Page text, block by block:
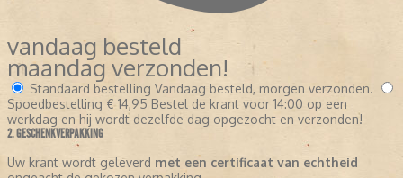
vandaag besteld
maandag verzonden!
Standaard bestelling Vandaag besteld, morgen verzonden.
Spoedbestelling € 14,95 Bestel de krant voor 14:00 op een
werkdag en hij wordt dezelfde dag opgezocht en verzonden!
2. GESCHENKVERPAKKING
Uw krant wordt geleverd met een certificaat van echtheid